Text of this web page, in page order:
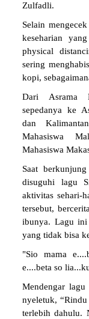
Zulfadli.
Selain
keseharian
physical
sering
kopi,
Dari Asrama
sepedanya ke
dan
Mahasiswa
Mahasiswa
Saat
disuguhi lagu
aktivitas sehari-
tersebut,
ibunya. Lagu ini
yang tidak bisa
"Sio mama
e....beta so
Mendengar
nyeletuk,
terlebih dahulu.